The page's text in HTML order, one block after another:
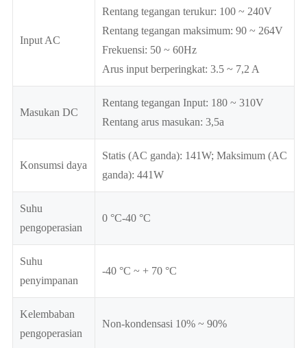
Input AC
Rentang tegangan terukur: 100 ~ 240V
Rentang tegangan maksimum: 90 ~ 264V
Frekuensi: 50 ~ 60Hz
Arus input berperingkat: 3.5 ~ 7,2 A
Masukan DC
Rentang tegangan Input: 180 ~ 310V
Rentang arus masukan: 3,5a
Konsumsi daya
Statis (AC ganda): 141W; Maksimum (AC
ganda): 441W
Suhu
pengoperasian
0 °C-40 °C
Suhu
penyimpanan
-40 °C ~ + 70 °C
Kelembaban
pengoperasian
Non-kondensasi 10% ~ 90%